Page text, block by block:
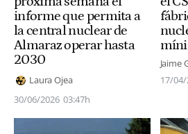
informe que permita a
la central nuclear de
Almaraz operar hasta
2030
Laura Ojea
30/06/2026 03:47h
Jaime
17/